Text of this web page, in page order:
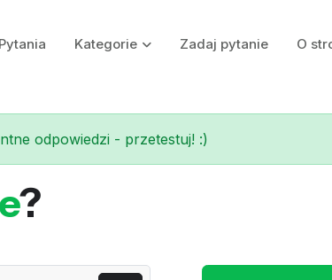
Pytania Kategorie Zadaj pytanie O
odpowiedzi - przetestuj! :)
?